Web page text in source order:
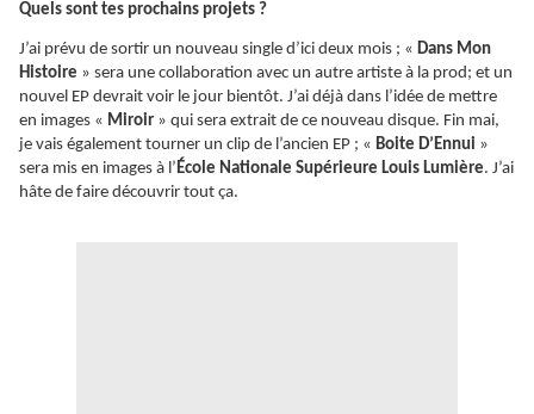
Quels sont tes prochains projets ?
J’ai prévu de sortir un nouveau single d’ici deux mois ; « Dans Mon
Histoire » sera une collaboration avec un autre artiste à la prod; et un
nouvel EP devrait voir le jour bientôt. J’ai déjà dans l’idée de mettre
en images « Miroir » qui sera extrait de ce nouveau disque. Fin mai,
je vais également tourner un clip de l’ancien EP ; « Boite D’Ennui »
sera mis en images à l’École Nationale Supérieure Louis Lumière. J’ai
hâte de faire découvrir tout ça.